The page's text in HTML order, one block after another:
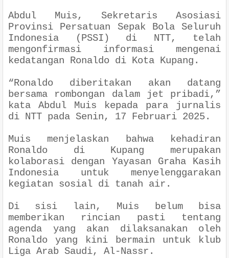
Abdul Muis, Sekretaris Asosiasi
Provinsi Persatuan Sepak Bola Seluruh
Indonesia (PSSI) di NTT, telah
mengonfirmasi informasi mengenai
kedatangan Ronaldo di Kota Kupang.
“Ronaldo diberitakan akan datang
bersama rombongan dalam jet pribadi,”
kata Abdul Muis kepada para jurnalis
di NTT pada Senin, 17 Februari 2025.
Muis menjelaskan bahwa kehadiran
Ronaldo di Kupang merupakan
kolaborasi dengan Yayasan Graha Kasih
Indonesia untuk menyelenggarakan
kegiatan sosial di tanah air.
Di sisi lain, Muis belum bisa
memberikan rincian pasti tentang
agenda yang akan dilaksanakan oleh
Ronaldo yang kini bermain untuk klub
Liga Arab Saudi, Al-Nassr.